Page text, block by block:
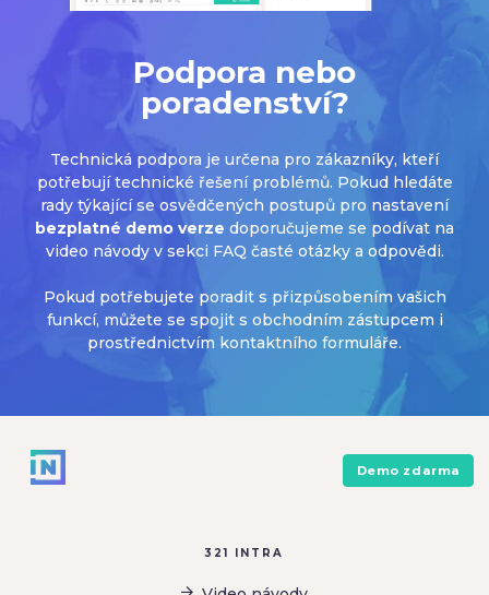
Podpora nebo
poradenství?
Technická podpora je určena pro zákazníky, kteří
potřebují technické řešení problémů. Pokud hledáte
rady týkající se osvědčených postupů pro nastavení
bezplatné demo verze doporučujeme se podívat na
video návody v sekci FAQ časté otázky a odpovědi.
Pokud potřebujete poradit s přizpůsobením vašich
funkcí, můžete se spojit s obchodním zástupcem i
prostřednictvím kontaktního formuláře.
Demo zdarma
321 INTRA